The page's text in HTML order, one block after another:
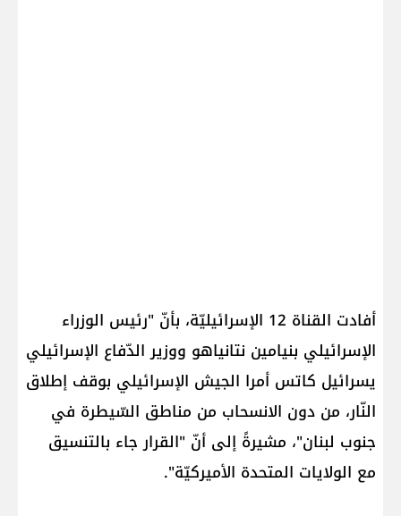
أفادت القناة 12 الإسرائيليّة، بأنّ "رئيس الوزراء
الإسرائيلي ​بنيامين نتانياهو​ ووزير الدّفاع الإسرائيلي
​يسرائيل كاتس​ أمرا الجيش الإسرائيلي بوقف إطلاق
النّار، من دون الانسحاب من مناطق السّيطرة في
جنوب لبنان"، مشيرةً إلى أنّ "القرار جاء بالتنسيق
مع الولايات المتحدة الأميركيّة".